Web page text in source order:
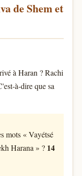
de Shem et
à Haran ? Rachi
à-dire que sa
mots « Vayétsé
Harana » ? 14